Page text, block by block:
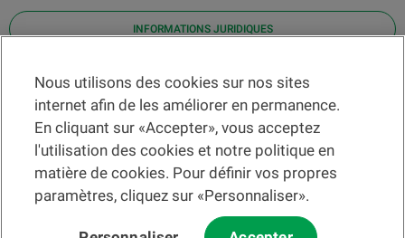
INFORMATIONS JURIDIQUES
Contact
Localiser une agence
Aide
Actualités
Taux de change
Nous utilisons des cookies sur nos sites
internet afin de les améliorer en permanence.
En cliquant sur «Accepter», vous acceptez
l'utilisation des cookies et notre politique en
matière de cookies. Pour définir vos propres
paramètres, cliquez sur «Personnaliser».